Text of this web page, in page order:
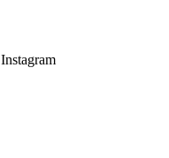
Instagram